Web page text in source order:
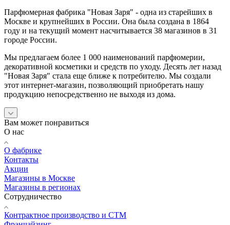
Парфюмерная фабрика "Новая Заря" - одна из старейших в
Москве и крупнейших в России. Она была создана в 1864
году и на текущий момент насчитывается 38 магазинов в 31
городе России.
Мы предлагаем более 1 000 наименований парфюмерии,
декоративной косметики и средств по уходу. Десять лет назад
"Новая Заря" стала еще ближе к потребителю. Мы создали
этот интернет-магазин, позволяющий приобретать нашу
продукцию непосредственно не выходя из дома.
Вам может понравиться
О нас
О фабрике
Контакты
Акции
Магазины в Москве
Магазины в регионах
Сотрудничество
Контрактное производство и СТМ